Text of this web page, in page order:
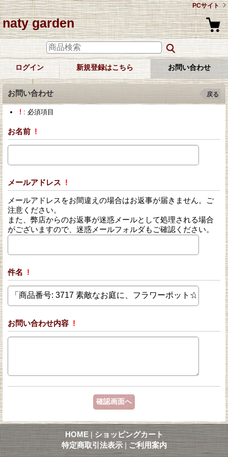
PCサイト
naty garden
ログイン 新規登録はこちら お問い合わせ
お問い合わせ 戻る
! : 必須項目
お名前 !
メールアドレス !
メールアドレスをお間違えの場合はお返事が届きません。ご
注意ください。
また、弊店からのお返事が迷惑メールとして処理される場合
がございますので、迷惑メールフォルダもご確認ください。
件名 !
お問い合わせ内容 !
HOME | ショッピングカート
特定商取引法表示 | ご利用案内